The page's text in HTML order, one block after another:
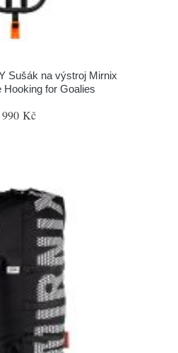
Sušák na výstroj Mirnix
Hooking for Goalies
Kč